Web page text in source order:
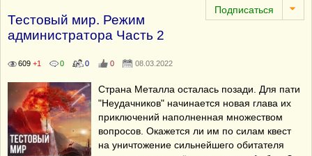
Тестовый мир. Режим
администратора Часть 2
609 +1 0 0 0 08.03.2022
Страна Металла осталась позади. Для пати
"Неудачников" начинается новая глава их
приключений наполненная множеством
вопросов. Окажется ли им по силам квест
на уничтожение сильнейшего обитателя